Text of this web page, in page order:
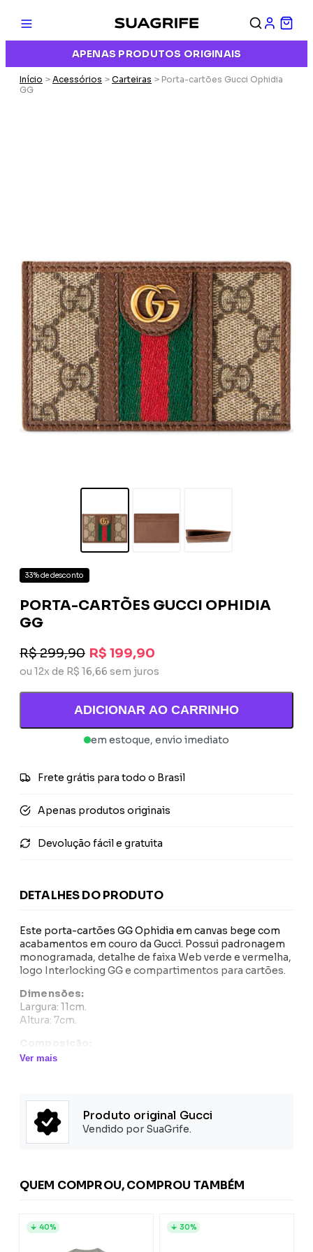
APENAS PRODUTOS ORIGINAIS
Início > Acessórios > Carteiras > Porta-cartões Gucci Ophidia
GG
33% de desconto
PORTA-CARTÕES GUCCI OPHIDIA
GG
R$ 299,90 R$ 199,90
ou 12x de R$ 16,66 sem juros
ADICIONAR AO CARRINHO
em estoque, envio imediato
Frete grátis para todo o Brasil
Apenas produtos originais
Devolução fácil e gratuita
DETALHES DO PRODUTO
Este porta-cartões GG Ophidia em canvas bege com
acabamentos em couro da Gucci. Possui padronagem
monogramada, detalhe de faixa Web verde e vermelha,
logo Interlocking GG e compartimentos para cartões.
Dimensões:
Largura: 11cm.
Altura: 7cm.
Exterior: Canvas 100%
Ver mais
Produto original Gucci
Vendido por SuaGrife.
QUEM COMPROU, COMPROU TAMBÉM
40% 30%